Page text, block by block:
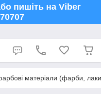
пишіть на Viber
матеріали (фарби,